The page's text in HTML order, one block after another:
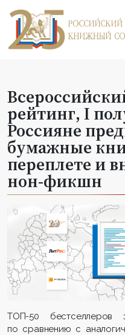
рейтинг, I
Россияне
бумажные
переплете и
нон-фикшн
ТОП-50
по сравнению с